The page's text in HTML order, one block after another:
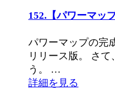
152.【パワーマッ
パワーマップの完
リリース版。 さ
う。 …
詳細を見る